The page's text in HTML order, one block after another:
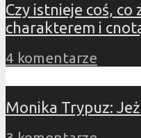
Czy istnieje coś,
charakterem i
4 komentarze
Monika Trypuz: